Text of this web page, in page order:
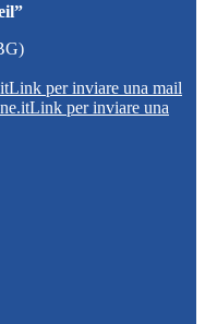
Link per inviare una mail
Link per inviare una